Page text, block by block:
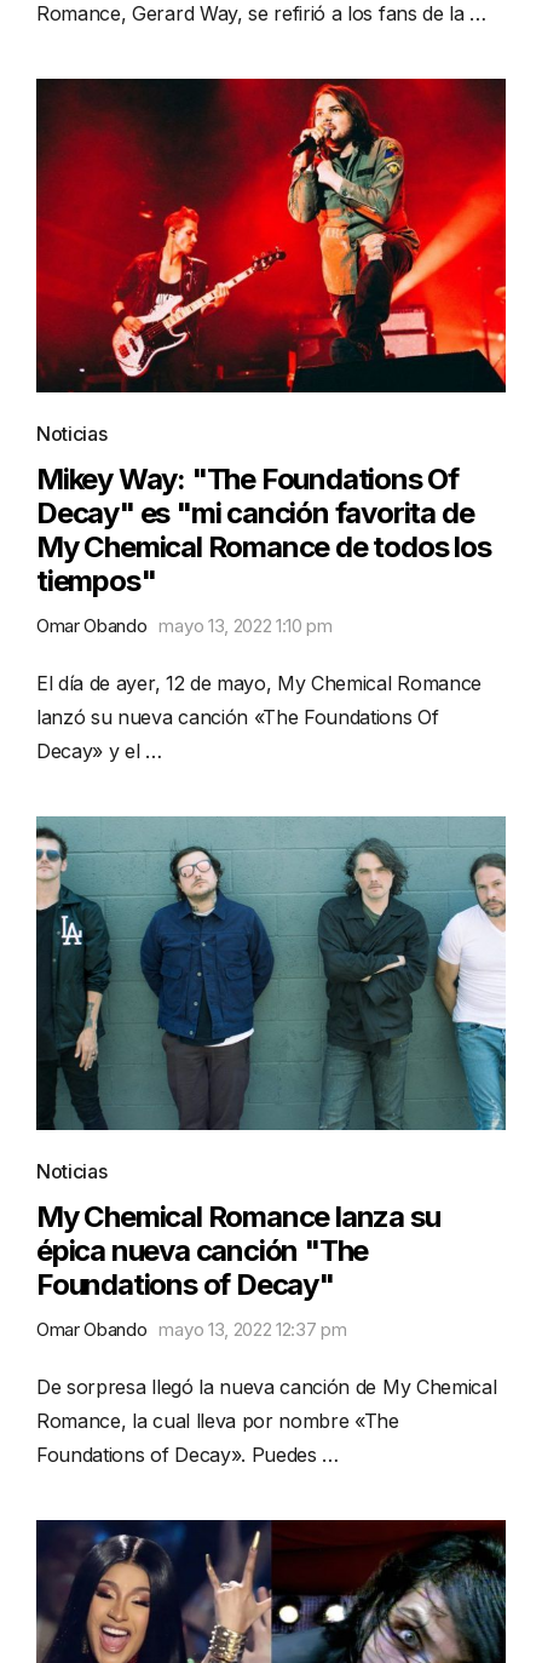
Romance, Gerard Way, se refirió a los fans de la …
Noticias
Mikey Way: "The Foundations Of
Decay" es "mi canción favorita de
My Chemical Romance de todos los
tiempos"
Omar Obando mayo 13, 2022 1:10 pm
El día de ayer, 12 de mayo, My Chemical Romance
lanzó su nueva canción «The Foundations Of
Decay» y el …
Noticias
My Chemical Romance lanza su
épica nueva canción "The
Foundations of Decay"
Omar Obando mayo 13, 2022 12:37 pm
De sorpresa llegó la nueva canción de My Chemical
Romance, la cual lleva por nombre «The
Foundations of Decay». Puedes …